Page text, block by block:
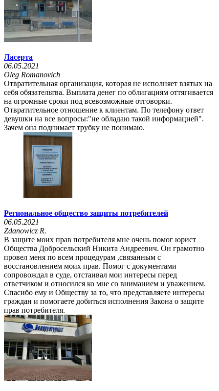
Ласерта
06.05.2021
Oleg Romanovich
Отвратительная организация, которая не исполняет взятых на
себя обязательтва. Выплата денег по облигациям оттягивается
на огромные сроки под всевозможные отговорки.
Отвратительное отношение к клиентам. По телефону ответ
девушки на все вопросы:"не обладаю такой информацией".
Зачем она поднимает трубку не понимаю.
Региональное общество защиты потребителей
06.05.2021
Zdanowicz R.
В защите моих прав потребителя мне очень помог юрист
Общества Добросельский Никита Андреевич. Он грамотно
провел меня по всем процедурам ,связанным с
восстановлением моих прав. Помог с документами
сопровождал в суде, отстаивал мои интересы перед
ответчиком и относился ко мне со вниманием и уважением.
Спасибо ему и Обществу за то, что представляете интересы
граждан и помогаете добиться исполнения Закона о защите
прав потребителя.